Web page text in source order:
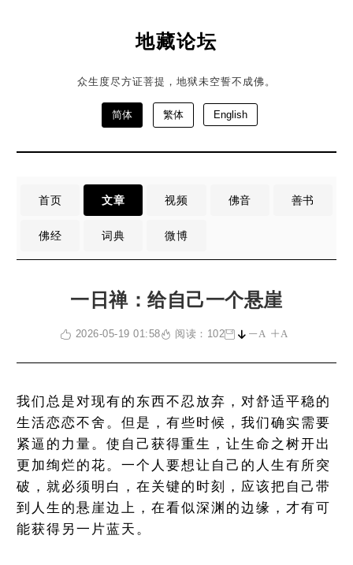
地藏论坛
众生度尽方证菩提，地狱未空誓不成佛。
简体 繁体 English
首页 文章 视频 佛音 善书
佛经 词典 微博
一日禅：给自己一个悬崖
2026-05-19 01:58 阅读：102 A A
我们总是对现有的东西不忍放弃，对舒适平稳的
生活恋恋不舍。但是，有些时候，我们确实需要
紧逼的力量。使自己获得重生，让生命之树开出
更加绚烂的花。一个人要想让自己的人生有所突
破，就必须明白，在关键的时刻，应该把自己带
到人生的悬崖边上，在看似深渊的边缘，才有可
能获得另一片蓝天。